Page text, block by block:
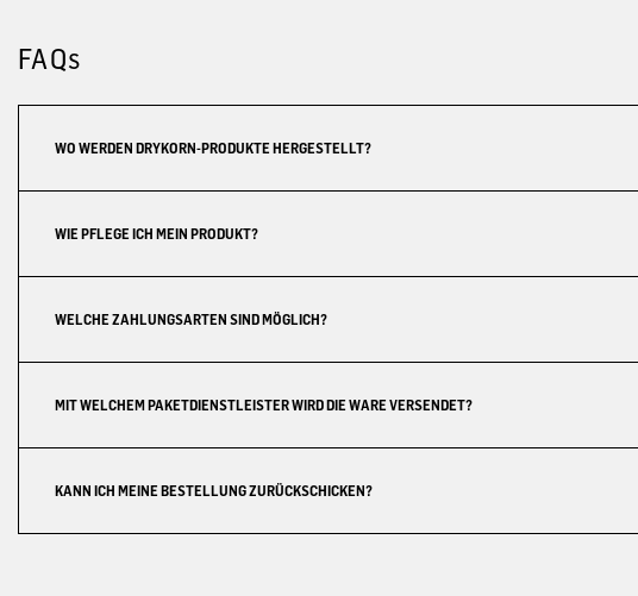
FAQs
WO WERDEN DRYKORN-PRODUKTE HERGESTELLT?
WIE PFLEGE ICH MEIN PRODUKT?
WELCHE ZAHLUNGSARTEN SIND MÖGLICH?
MIT WELCHEM PAKETDIENSTLEISTER WIRD DIE WARE VERSENDET?
KANN ICH MEINE BESTELLUNG ZURÜCKSCHICKEN?